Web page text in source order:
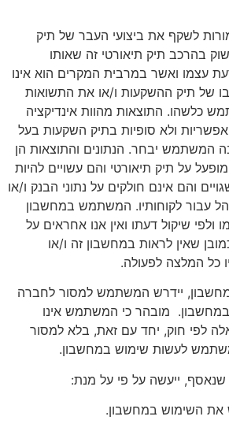
לשקף את ביצועי העבר של תיק
בהרכב תיק תיאורטי זה שאותו
עצמו ואשר במרבית המקרים הוא אינו
של תיק ההשקעות ו/או את התשואות
כלשהו. התוצאות מהוות אינדיקציה
ולא סופיות בתיק השקעות בעל
המשתמש יבחר. הנתונים והתוצאות הן
על תיק תיאורטי והם עשויים להיות
והם אינם חולקים על נתוני הבנק ו/או
עבור לקוחותיו. המשתמש במחשבון
שיקול דעתו ואין אנו אחראים על
שאין לראות במחשבון זה ו/או
כל המלצה לפעולה.
יידרש המשתמש למסור לחברה
מובהר כי המשתמש אינו
לפי חוק, יחד עם זאת, בלא למסור
לעשות שימוש במחשבון.